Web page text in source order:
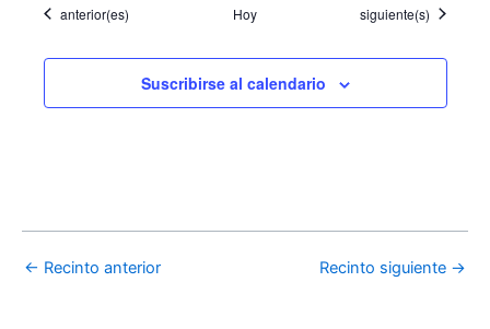
Eventos
anterior(es) Hoy Eventos
siguiente(s)
Suscribirse al calendario
← Recinto anterior Recinto siguiente →